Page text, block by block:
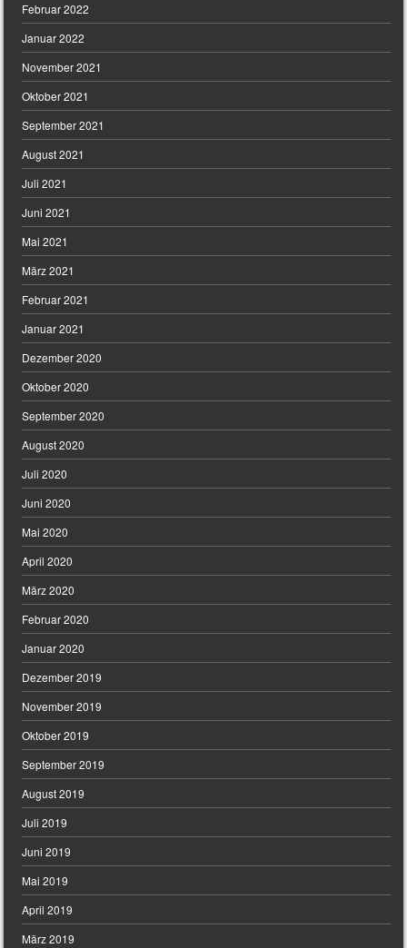
Februar 2022
Januar 2022
November 2021
Oktober 2021
September 2021
August 2021
Juli 2021
Juni 2021
Mai 2021
März 2021
Februar 2021
Januar 2021
Dezember 2020
Oktober 2020
September 2020
August 2020
Juli 2020
Juni 2020
Mai 2020
April 2020
März 2020
Februar 2020
Januar 2020
Dezember 2019
November 2019
Oktober 2019
September 2019
August 2019
Juli 2019
Juni 2019
Mai 2019
April 2019
März 2019